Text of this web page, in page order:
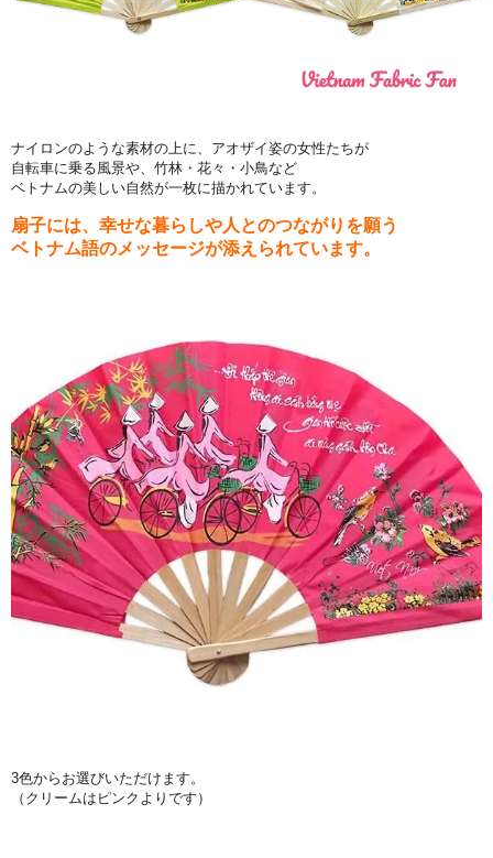
ナイロンのような素材の上に、アオザイ姿の女性たちが
自転車に乗る風景や、竹林・花々・小鳥など
ベトナムの美しい自然が一枚に描かれています。
扇子には、幸せな暮らしや人とのつながりを願う
ベトナム語のメッセージが添えられています。
3色からお選びいただけます。
（クリームはピンクよりです）